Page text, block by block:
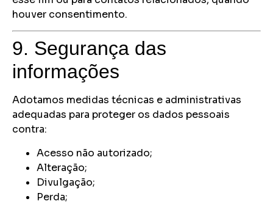
houver consentimento.
9. Segurança das
informações
Adotamos medidas técnicas e administrativas
adequadas para proteger os dados pessoais
contra:
Acesso não autorizado;
Alteração;
Divulgação;
Perda;